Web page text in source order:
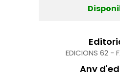
EDICIONS 62 -
Any